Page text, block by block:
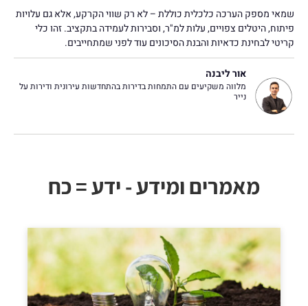
שמאי מספק הערכה כלכלית כוללת – לא רק שווי הקרקע, אלא גם עלויות
פיתוח, היטלים צפויים, עלות למ"ר, וסבירות לעמידה בתקציב. זהו כלי
קריטי לבחינת כדאיות והבנת הסיכונים עוד לפני שמתחייבים.
אור ליבנה
מלווה משקיעים עם התמחות בדירות בהתחדשות עירונית ודירות על
נייר
מאמרים ומידע - ידע = כח